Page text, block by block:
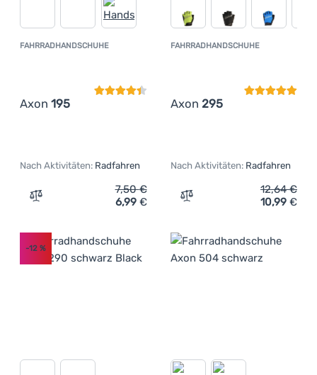
FAHRRADHANDSCHUHE
Axon 195
Kundenbewertung
Nach Aktivitäten: Radfahren
Zum Vergleich 'Fahrradhandschuhe Axon 195'
7,50€
6,99 €
FAHRRADHANDSCHUHE
Axon 295
Nach Aktivitäten: Radfahren
Zum Vergleich
12,64€
10,99 €
-12 %